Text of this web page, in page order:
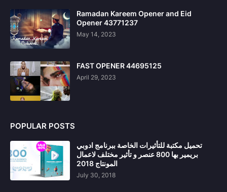
Ramadan Kareem Opener and Eid
Opener 43771237
May 14, 2023
FAST OPENER 44695125
April 29, 2023
POPULAR POSTS
تحميل مكتبة للتأثيرات الخاصة ببرنامج ادوبي
بريمير بها 800 عنصر و تأثير مختلف لاعمال
المونتاج 2018
July 30, 2018